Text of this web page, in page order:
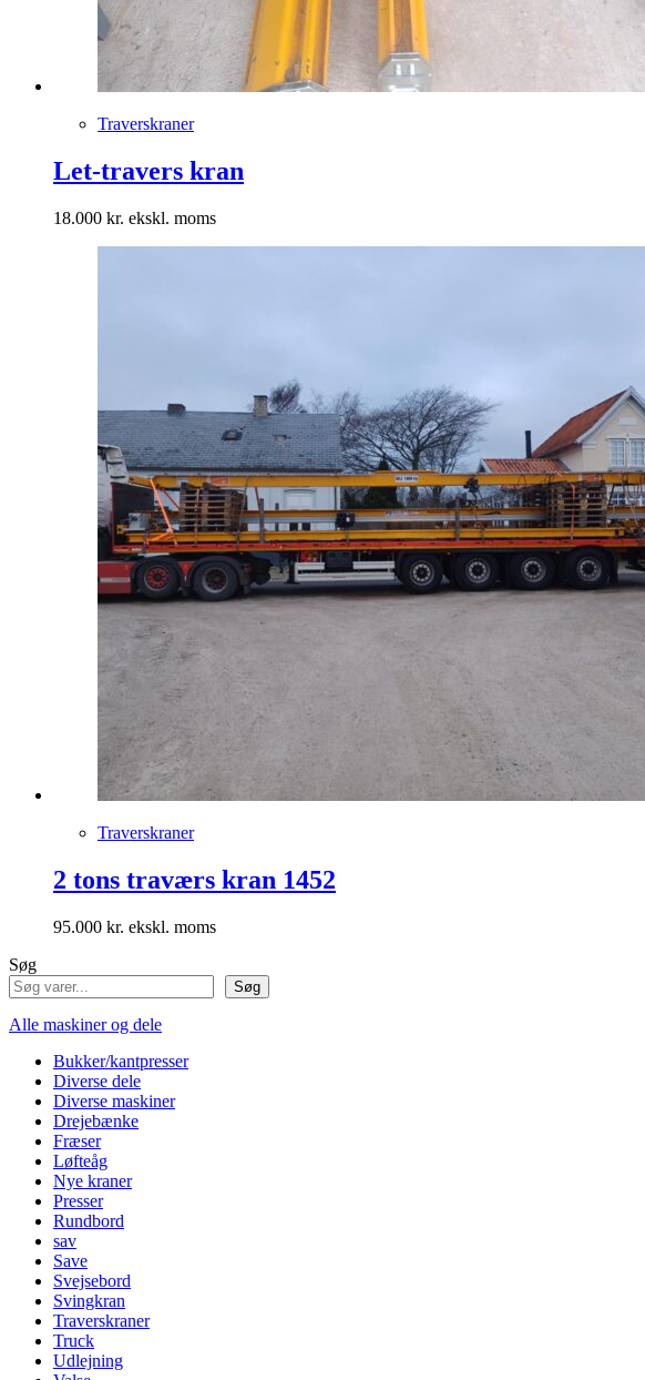
Traverskraner
Let-travers kran
18.000 kr.
Traverskraner
2 tons traværs kran 1452
95.000 kr.
Søg
Søg
Alle maskiner og dele
Bukker/kantpresser
Diverse dele
Diverse maskiner
Drejebænke
Fræser
Løfteåg
Nye kraner
Presser
Rundbord
sav
Save
Svejsebord
Svingkran
Traverskraner
Truck
Udlejning